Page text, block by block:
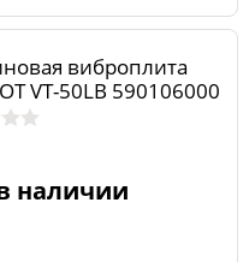
виброплита
VT-50LB 590106000
наличии